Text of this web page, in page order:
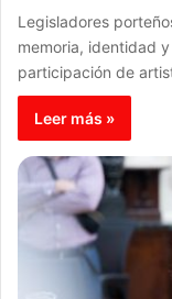
Legisladores
memoria, identidad
participación de
Leer más »